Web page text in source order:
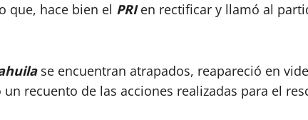
que, hace bien el PRIen rectificar y llamó al
se encuentran atrapados, reapareció en
un recuento de las acciones realizadas para el